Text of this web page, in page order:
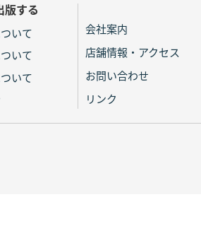
版する
いて
いて
いて
会社案内
店舗情報・アクセス
お問い合わせ
リンク